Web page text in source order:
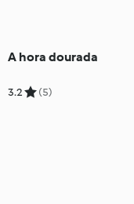
A hora dourada
3.2 (5)